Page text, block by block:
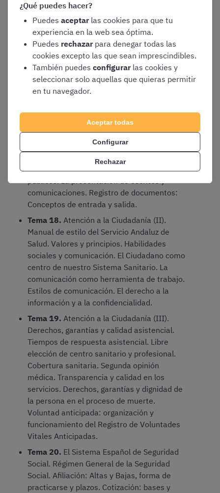
sancionadora. Principios de la
responsabilidad patrimonial.
Tema 16.Creación de documentos. Uso no
sexista del lenguaje administrativo.
Documentos originales, copias y archivos. El
archivo de los documentos administrativos.
El derecho de acceso a los documentos
administrativos.
Tema 17.Atención a la Ciudadanía (I). Las
relaciones entre la administración sanitaria y
los ciudadanos en el Servicio Andaluz de
Salud. La información administrativa. Las
sugerencias y reclamaciones. Acceso
electrónico de los ciudadanos a los servicios
públicos. La presentación de escritos y
comunicaciones. Registro de documentos:
Conceptos de entrada y salida.
Tema 18. Atención a la Ciudadanía (II).
Manual de estilo del Servicio Andaluz de
Salud. Valores y principios. Habilidades
sociales y comunicación. El Ciudadano como
centro de nuestro Sistema Sanitario. La
comunicación como herramienta de trabajo.
Estilos de comunicación. El derecho a la
información y a la confidencialidad.
Tema 19. Atención a la Ciudadanía (III).
Derechos, garantías y calidad asistencial.
Tiempos de respuesta asistencial. Libre
elección de centro sanitario y profesional.
Cobertura sanitaria. Segunda opinión
médica. Transparencia y calidad en los
servicios. Derechos, garantías y dignidad de
la persona en el proceso de muerte.
Voluntad anticipada: organización y
funcionamiento del Registro de Voluntades
Vitales Anticipadas.
Tema 20. El Sistema Español de Seguridad
Social. Régimen General de la Seguridad
Social. Afiliación: Altas y Bajas, forma de
practicarse y plazos. Cotización: bases y
¿Qué puedes hacer?
Puedes aceptar las cookies para que tu
experiencia en la web sea óptima.
Puedes rechazar para denegar todas las
cookies excepto las que sean imprescindibles.
También puedes configurar las cookies y
seleccionar solo aquellas que quieras permitir
en tu navegador.
Aceptar todas
Configurar
Rechazar